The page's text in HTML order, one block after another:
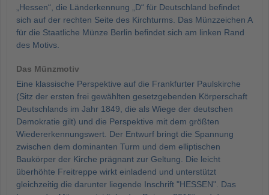
„Hessen“, die Länderkennung „D“ für Deutschland befindet
sich auf der rechten Seite des Kirchturms. Das Münzzeichen A
für die Staatliche Münze Berlin befindet sich am linken Rand
des Motivs.
Das Münzmotiv
Eine klassische Perspektive auf die Frankfurter Paulskirche
(Sitz der ersten frei gewählten gesetzgebenden Körperschaft
Deutschlands im Jahr 1849, die als Wiege der deutschen
Demokratie gilt) und die Perspektive mit dem größten
Wiedererkennungswert. Der Entwurf bringt die Spannung
zwischen dem dominanten Turm und dem elliptischen
Baukörper der Kirche prägnant zur Geltung. Die leicht
überhöhte Freitreppe wirkt einladend und unterstützt
gleichzeitig die darunter liegende Inschrift "HESSEN". Das